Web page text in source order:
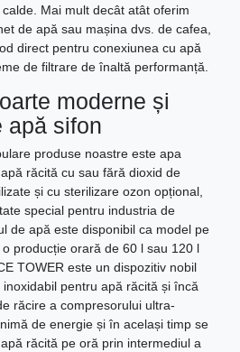
Mai mult decât atât oferim
de apă sau mașina dvs. de cafea,
direct pentru conexiunea cu apă
de filtrare de înaltă performanță.
moderne și
apă sifon
produse noastre este apa
răcită cu sau fără dioxid de
și cu sterilizare ozon opțional,
special pentru industria de
de apă este disponibil ca model pe
producție orară de 60 l sau 120 l
TOWER este un dispozitiv nobil
pentru apă răcită și încă
răcire a compresorului ultra-
de energie și în același timp se
răcită pe oră prin intermediul a